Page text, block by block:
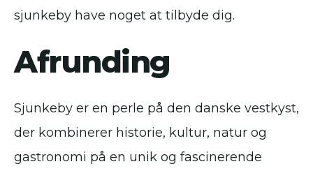
sjunkeby have noget at tilbyde dig.
Afrunding
Sjunkeby er en perle på den danske vestkyst,
der kombinerer historie, kultur, natur og
gastronomi på en unik og fascinerende